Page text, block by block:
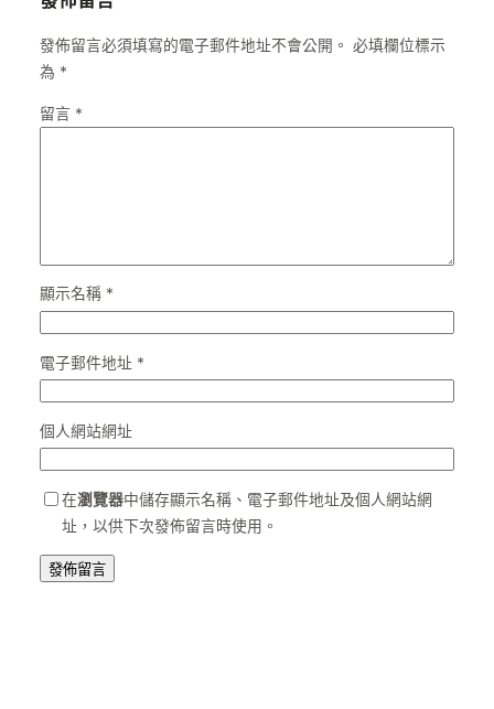
發佈留言必須填寫的電子郵件地址不會公開。 必填欄位標示
為 *
留言 *
顯示名稱 *
電子郵件地址 *
個人網站網址
在瀏覽器中儲存顯示名稱、電子郵件地址及個人網站網
址，以供下次發佈留言時使用。